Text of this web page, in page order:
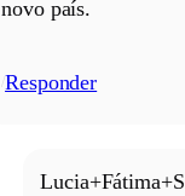
novo país.
Responder